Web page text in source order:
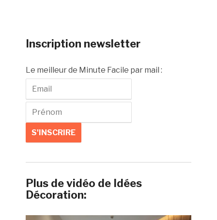
Inscription newsletter
Le meilleur de Minute Facile par mail :
Plus de vidéo de Idées
Décoration: